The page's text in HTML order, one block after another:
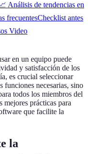
Análisis de tendencias en
frecuentesChecklist antes
Video
en un equipo puede
y satisfacción de los
es crucial seleccionar
funciones necesarias, sino
todos los miembros del
mejores prácticas para
que facilite la
la